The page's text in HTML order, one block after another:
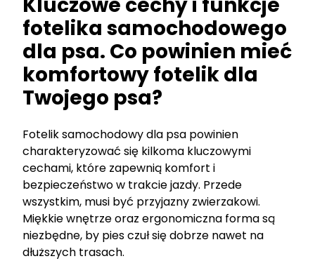
Kluczowe cechy i funkcje
fotelika samochodowego
dla psa. Co powinien mieć
komfortowy fotelik dla
Twojego psa?
Fotelik samochodowy dla psa powinien
charakteryzować się kilkoma kluczowymi
cechami, które zapewnią komfort i
bezpieczeństwo w trakcie jazdy. Przede
wszystkim, musi być przyjazny zwierzakowi.
Miękkie wnętrze oraz ergonomiczna forma są
niezbędne, by pies czuł się dobrze nawet na
dłuższych trasach.